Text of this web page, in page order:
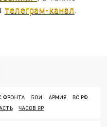
телеграм-канал.
ФРОНТА БОИ АРМИЯ
ВС РФ
ЧАСОВ ЯР